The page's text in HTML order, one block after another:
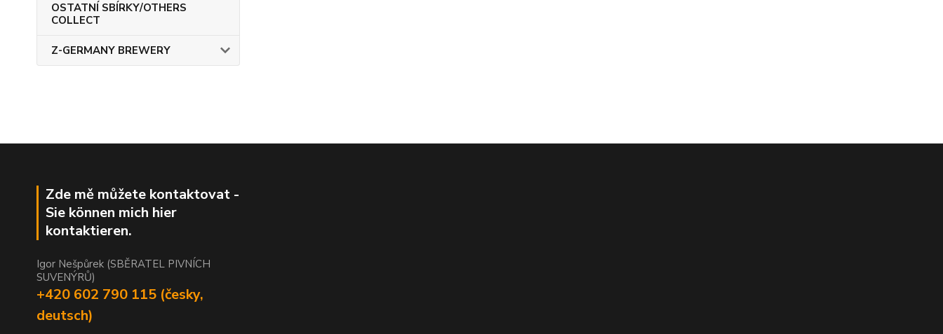
OSTATNÍ SBÍRKY/OTHERS
COLLECT
Z-GERMANY BREWERY
Zde mě můžete kontaktovat -
Sie können mich hier
kontaktieren.
Igor Nešpůrek (SBĚRATEL PIVNÍCH
SUVENÝRŮ)
+420 602 790 115 (česky,
deutsch)